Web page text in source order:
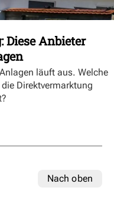
Diese Anbieter
läuft aus. Welche
Direktvermarktung
Nach oben